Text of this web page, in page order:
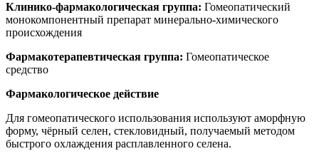
Клинико-фармакологическая группа: Гомеопатический
монокомпонентный препарат минерально-химического
происхождения
Фармакотерапевтическая группа: Гомеопатическое
средство
Фармакологическое действие
Для гомеопатического использования используют аморфную
форму, чёрный селен, стекловидный, получаемый методом
быстрого охлаждения расплавленного селена.